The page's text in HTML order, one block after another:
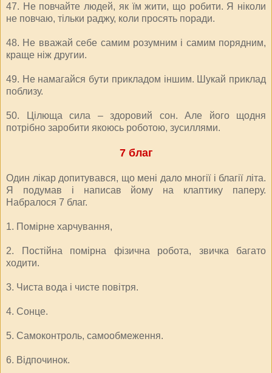
47. Не повчайте людей, як їм жити, що робити. Я ніколи
не повчаю, тільки раджу, коли просять поради.
48. Не вважай себе самим розумним і самим порядним,
краще ніж другии.
49. Не намагайся бути прикладом іншим. Шукай приклад
поблизу.
50. Цілюща сила – здоровий сон. Але його щодня
потрібно заробити якоюсь роботою, зусиллями.
7 благ
Один лікар допитувався, що мені дало многії і благії літа.
Я подумав і написав йому на клаптику паперу.
Набралося 7 благ.
1. Помірне харчування,
2. Постійна помірна фізична робота, звичка багато
ходити.
3. Чиста вода і чисте повітря.
4. Сонце.
5. Самоконтроль, самообмеження.
6. Відпочинок.